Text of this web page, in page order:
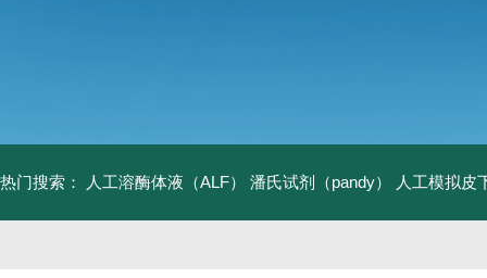
热门搜索： 人工溶酶体液（ALF） 潘氏试剂（pandy） 人工模拟皮